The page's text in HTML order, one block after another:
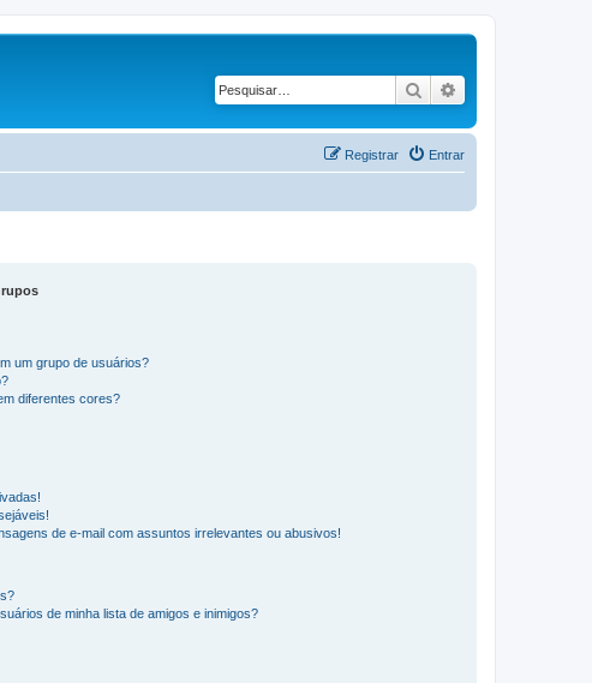
Pesquisar
Entrar
Registrar
um grupo de usuários?
diferentes cores?
de e-mail com assuntos irrelevantes ou abusivos!
de minha lista de amigos e inimigos?